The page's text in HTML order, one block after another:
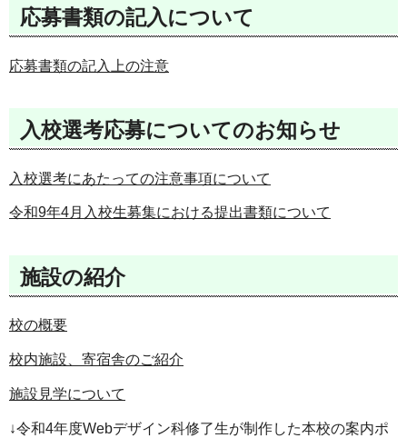
応募書類の記入について
応募書類の記入上の注意
入校選考応募についてのお知らせ
入校選考にあたっての注意事項について
令和9年4月入校生募集における提出書類について
施設の紹介
校の概要
校内施設、寄宿舎のご紹介
施設見学について
↓令和4年度Webデザイン科修了生が制作した本校の案内ポ